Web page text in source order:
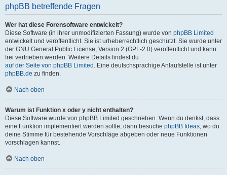
phpBB betreffende Fragen
Wer hat diese Forensoftware entwickelt?
Diese Software (in ihrer unmodifizierten Fassung) wurde von phpBB Limited
entwickelt und veröffentlicht. Sie ist urheberrechtlich geschützt. Sie wurde unter
der GNU General Public License, Version 2 (GPL-2.0) veröffentlicht und kann
frei vertrieben werden. Weitere Details findest du
auf der Seite von phpBB Limited . Eine deutschsprachige Anlaufstelle ist unter
phpBB.de zu finden.
Nach oben
Warum ist Funktion x oder y nicht enthalten?
Diese Software wurde von phpBB Limited geschrieben. Wenn du denkst, dass
eine Funktion implementiert werden sollte, dann besuche phpBB Ideas, wo du
deine Stimme für bestehende Vorschläge abgeben oder neue Funktionen
vorschlagen kannst.
Nach oben